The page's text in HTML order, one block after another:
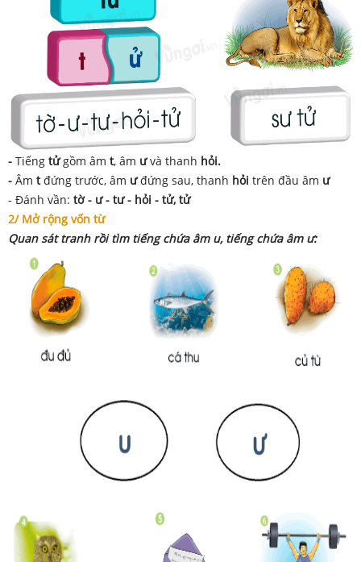
- Tiếng tửgồm âm t, âm ưvà thanh hỏi.
- Âm tđứng trước, âm ưđứng sau, thanh hỏi trên đầu âm ư
- Đánh vần: tờ - ư - tư - hỏi - tử, tử
2/ Mở rộng vốn từ
Quan sát tranh rồi tìm tiếng chứa âm u, tiếng chứa âm ư: